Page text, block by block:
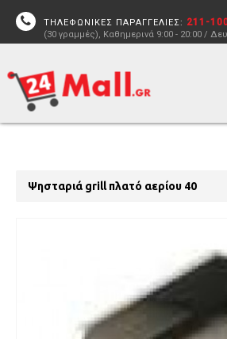
ΤΗΛΕΦΩΝΙΚΕΣ ΠΑΡΑΓΓΕΛΙΕΣ: 211-
(30 γραμμές), Καθημερινά 9:00 - 20:00 /
Ψησταριά grill πλατό αερίου 40